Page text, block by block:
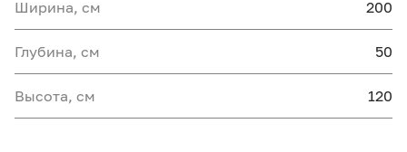
Ширина, см 200
Глубина, см 50
Высота, см 120